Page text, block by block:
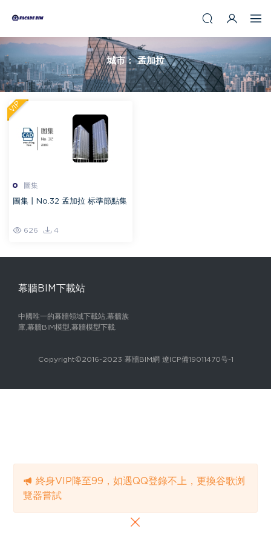
城市：孟加拉
圖集
圖集丨No.32 孟加拉 标準節點集
626 4
VIP
幕牆BIM下載站
中國唯一的幕牆領域下載站,幕牆族
庫,幕牆BIM模型,幕牆模型下載.
Copyright©2016-2023 幕牆BIM網 遼ICP備19011470号-1
終身VIP降至99，如遇QQ登錄不上，更換谷歌浏
覽器嘗試